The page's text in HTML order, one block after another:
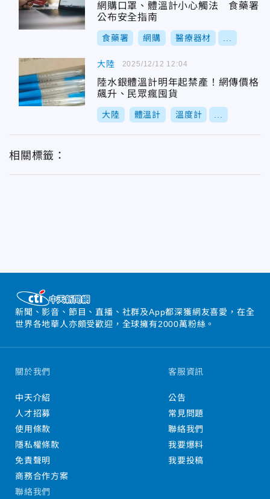
網購口罩、體溫計小心觸法 食藥署
公布安全指南
食藥署 網購 醫療器材
大陸
陸水銀體溫計明年起禁產！網傳價格
飆升、民眾瘋囤貨
大陸 體溫計 溫度計
2025/12/12 12:04
相關標籤：
新聞、影音、節目、直播、社群及App都深獲網友喜愛，在全
世界各地華人亦頗受歡迎，全球擁有2000萬粉絲。
關於我們
中天介紹
人才招募
使用條款
隱私權條款
免責聲明
商務合作方案
客服資訊
公告
常見問題
聯絡我們
我要爆料
我要投稿
聯絡我們